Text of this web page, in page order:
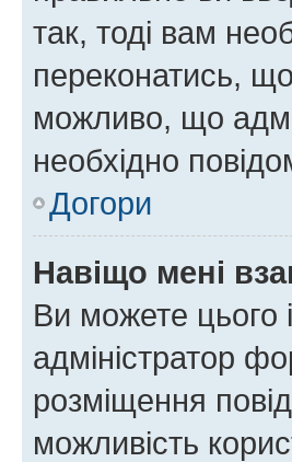
так, тоді вам
переконатись,
можливо, що
необхідно
Догори
Навіщо мені
Ви можете цього
адміністратор
розміщення
можливість